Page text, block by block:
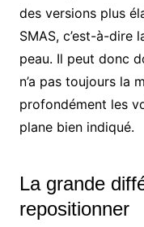
des versions plus
SMAS, c’est-à-dire
peau. Il peut donc
n’a pas toujours la
profondément les
plane bien indiqué.
La grande
repositionner